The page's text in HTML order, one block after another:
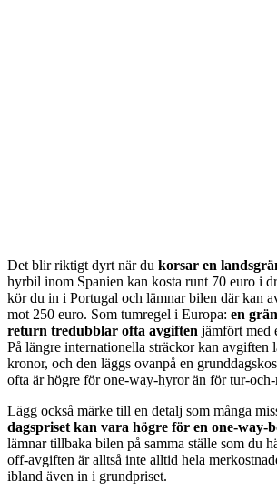
Det blir riktigt dyrt när du korsar en
hyrbil inom Spanien kan kosta runt 70 euro i
kör du in i Portugal och lämnar bilen där kan
mot 250 euro. Som tumregel i Europa: en
return tredubblar ofta avgiften jämfört med
På längre internationella sträckor kan avgiften
kronor, och den läggs ovanpå en
ofta är högre för one-way-hyror än för tur-och-
Lägg också märke till en detalj som många
dagspriset kan vara högre för en one-way-
lämnar tillbaka bilen på samma ställe som du
off-avgiften är alltså inte alltid hela
ibland även in i grundpriset.